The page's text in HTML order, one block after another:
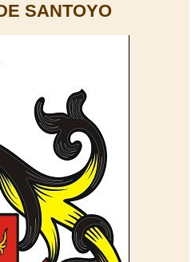
SANTOYO